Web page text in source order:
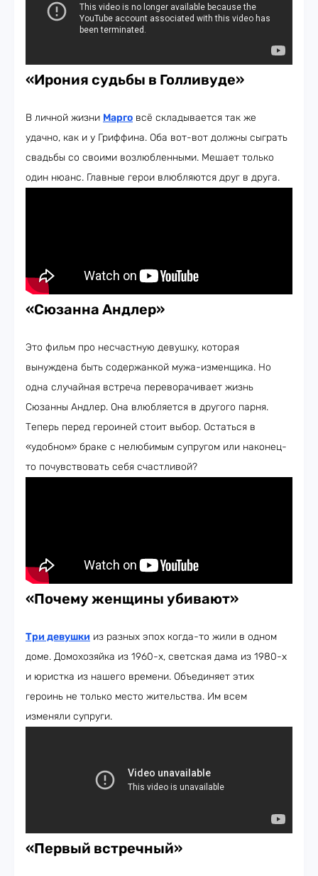
«Ирония судьбы в Голливуде»
В личной жизни Марго всё складывается так же
удачно, как и у Гриффина. Оба вот-вот должны сыграть
свадьбы со своими возлюбленными. Мешает только
один нюанс. Главные герои влюбляются друг в друга.
«Сюзанна Андлер»
Это фильм про несчастную девушку, которая
вынуждена быть содержанкой мужа-изменщика. Но
одна случайная встреча переворачивает жизнь
Сюзанны Андлер. Она влюбляется в другого парня.
Теперь перед героиней стоит выбор. Остаться в
«удобном» браке с нелюбимым супругом или наконец-
то почувствовать себя счастливой?
«Почему женщины убивают»
Три девушки из разных эпох когда-то жили в одном
доме. Домохозяйка из 1960-х, светская дама из 1980-х
и юристка из нашего времени. Объединяет этих
героинь не только место жительства. Им всем
изменяли супруги.
«Первый встречный»